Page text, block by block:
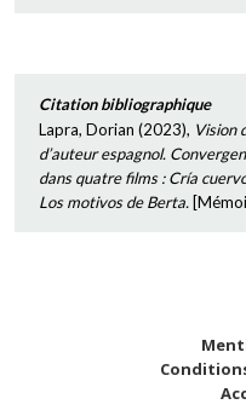
Citation bibliographique
Lapra, Dorian (2023), Vision
d’auteur espagnol.
dans quatre films : Cría
Los motivos de Berta. [